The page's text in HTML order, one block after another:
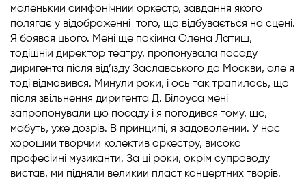
маленький симфонічний оркестр, завдання якого
полягає у відображенні того, що відбувається на сцені.
Я боявся цього. Мені ще покійна Олена Латиш,
тодішній директор театру, пропонувала посаду
диригента після від’їзду Заславського до Москви, але я
тоді відмовився. Минули роки, і ось так трапилось, що
після звільнення диригента Д. Білоуса мені
запропонували цю посаду і я погодився тому, що,
мабуть, уже дозрів. В принципі, я задоволений. У нас
хороший творчий колектив оркестру, високо
професійні музиканти. За ці роки, окрім супроводу
вистав, ми підняли великий пласт концертних творів.